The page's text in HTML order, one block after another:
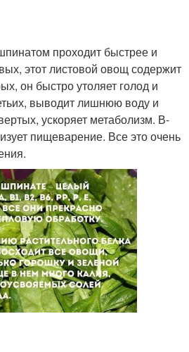
проходит быстрее и
этот листовой овощ содержит
он быстро утоляет голод и
выводит лишнюю воду и
ускоряет метаболизм. В-
пищеварение. Все это очень